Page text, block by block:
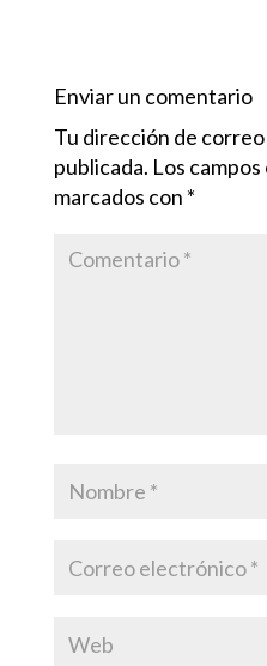
Enviar un comentario
Tu dirección de
publicada. Los
marcados con *